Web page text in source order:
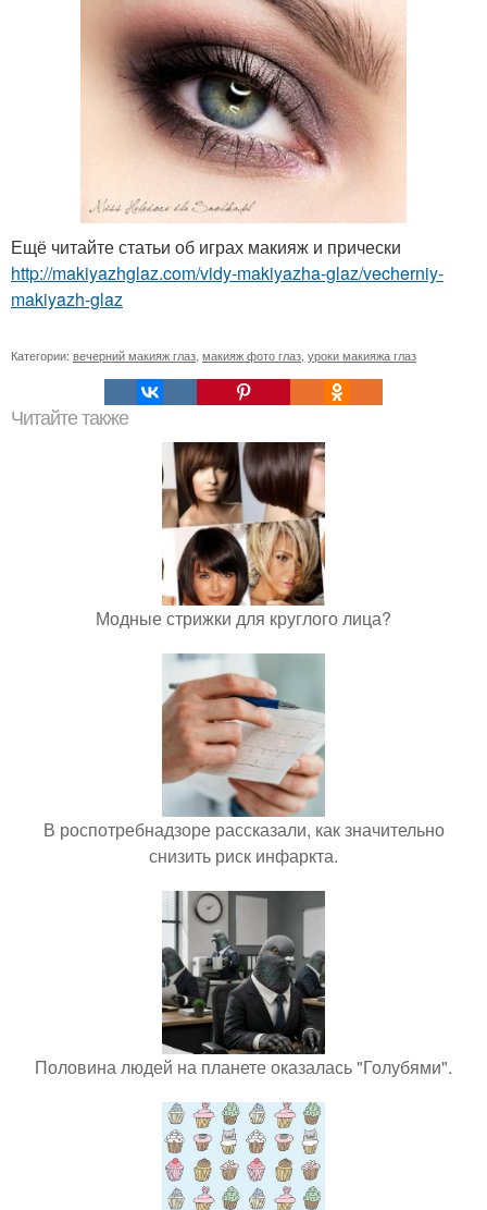
Ещё читайте статьи об играх макияж и прически
http://makiyazhglaz.com/vidy-makiyazha-glaz/vecherniy-
makiyazh-glaz
Категории: вечерний макияж глаз, макияж фото глаз, уроки макияжа глаз
Читайте также
Модные стрижки для круглого лица?
В роспотребнадзоре рассказали, как значительно
снизить риск инфаркта.
Половина людей на планете оказалась "Голубями".